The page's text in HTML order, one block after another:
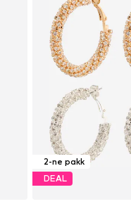
2-ne pakk
DEAL